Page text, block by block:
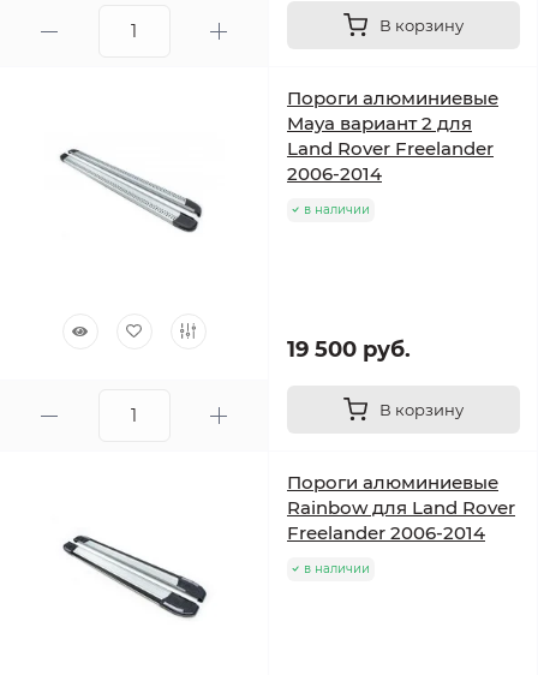
В корзину
Пороги алюминиевые
Maya вариант 2 для
Land Rover Freelander
2006-2014
в наличии
19 500 руб.
В корзину
Пороги алюминиевые
Rainbow для Land Rover
Freelander 2006-2014
в наличии